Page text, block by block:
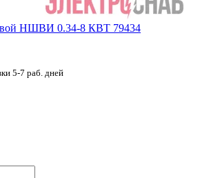
НШВИ 0.34-8 КВТ 79434
5-7 раб. дней